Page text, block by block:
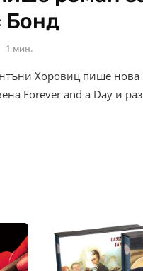
Бонд
1 мин.
Хоровиц пише
Forever and a Day и